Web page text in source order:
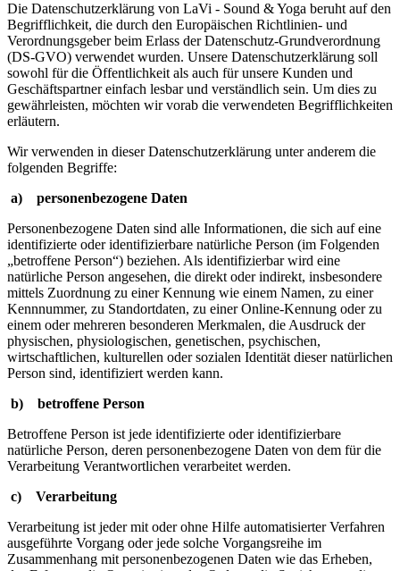
Die Datenschutzerklärung von LaVi - Sound & Yoga beruht auf den
Begrifflichkeit, die durch den Europäischen Richtlinien- und
Verordnungsgeber beim Erlass der Datenschutz-Grundverordnung
(DS-GVO) verwendet wurden. Unsere Datenschutzerklärung soll
sowohl für die Öffentlichkeit als auch für unsere Kunden und
Geschäftspartner einfach lesbar und verständlich sein. Um dies zu
gewährleisten, möchten wir vorab die verwendeten Begrifflichkeiten
erläutern.
Wir verwenden in dieser Datenschutzerklärung unter anderem die
folgenden Begriffe:
a) personenbezogene Daten
Personenbezogene Daten sind alle Informationen, die sich auf eine
identifizierte oder identifizierbare natürliche Person (im Folgenden
„betroffene Person“) beziehen. Als identifizierbar wird eine
natürliche Person angesehen, die direkt oder indirekt, insbesondere
mittels Zuordnung zu einer Kennung wie einem Namen, zu einer
Kennnummer, zu Standortdaten, zu einer Online-Kennung oder zu
einem oder mehreren besonderen Merkmalen, die Ausdruck der
physischen, physiologischen, genetischen, psychischen,
wirtschaftlichen, kulturellen oder sozialen Identität dieser natürlichen
Person sind, identifiziert werden kann.
b) betroffene Person
Betroffene Person ist jede identifizierte oder identifizierbare
natürliche Person, deren personenbezogene Daten von dem für die
Verarbeitung Verantwortlichen verarbeitet werden.
c) Verarbeitung
Verarbeitung ist jeder mit oder ohne Hilfe automatisierter Verfahren
ausgeführte Vorgang oder jede solche Vorgangsreihe im
Zusammenhang mit personenbezogenen Daten wie das Erheben,